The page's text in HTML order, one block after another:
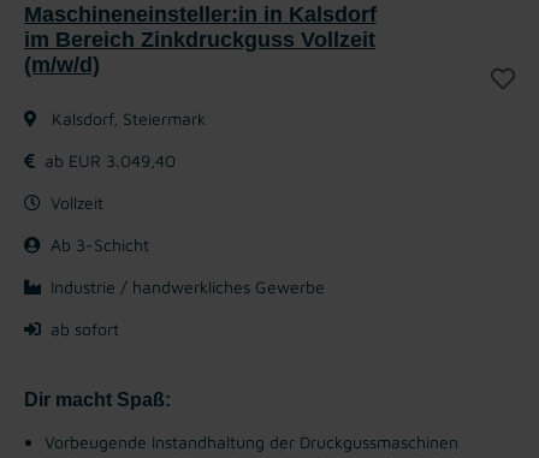
Maschineneinsteller:in in Kalsdorf
im Bereich Zinkdruckguss Vollzeit
(m/w/d)
Kalsdorf, Steiermark
ab EUR 3.049,40
Vollzeit
Ab 3-Schicht
Industrie / handwerkliches Gewerbe
ab sofort
Dir macht Spaß:
Vorbeugende Instandhaltung der Druckgussmaschinen